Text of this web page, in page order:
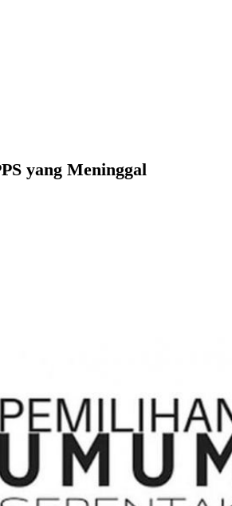
yang Meninggal